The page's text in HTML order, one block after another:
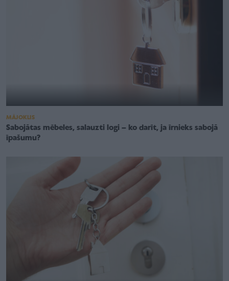
MĀJOKLIS
Sabojātas mēbeles, salauzti logi – ko darīt, ja īrnieks sabojā
īpašumu?